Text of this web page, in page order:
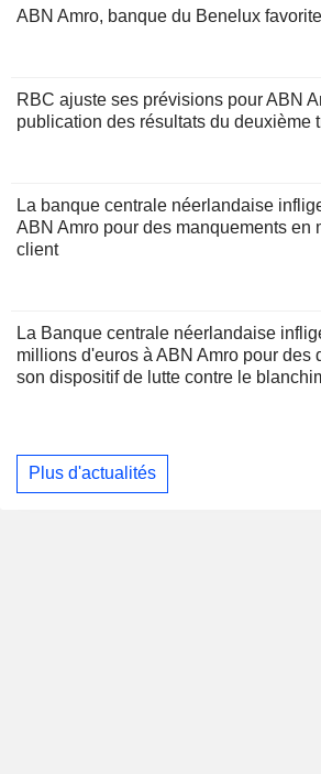
ABN Amro, banque du Benelux
RBC ajuste ses prévisions pour ABN
publication des résultats du deuxième
La banque centrale néerlandaise
ABN Amro pour des manquements en
client
La Banque centrale néerlandaise
millions d'euros à ABN Amro pour des
son dispositif de lutte contre le
Plus d'actualités